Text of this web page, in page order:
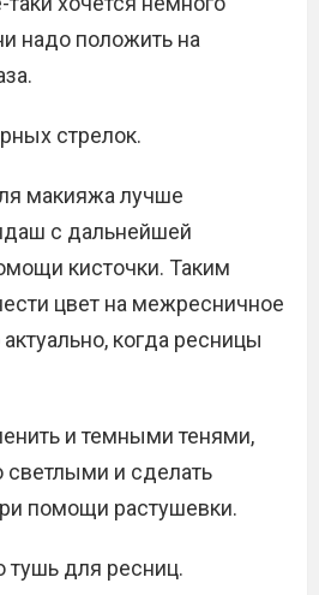
надо положить на
стрелок.
макияжа лучше
с дальнейшей
кисточки. Таким
цвет на межресничное
когда ресницы
и темными тенями,
светлыми и сделать
помощи растушевки.
тушь для ресниц.